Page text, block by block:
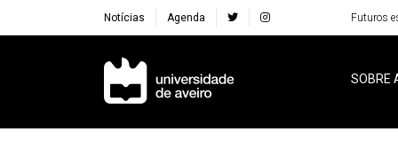
Notícias Agenda Futuros
Navegação Principal
SOBRE